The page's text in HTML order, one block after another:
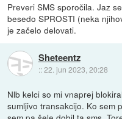
Preveri SMS sporočila. Jaz
besedo SPROSTI (neka
je začelo delovati.
Sheteentz
::22. jun 2023, 20:28
Nlb kelci so mi vnaprej
sumljivo transakcijo. Ko sem